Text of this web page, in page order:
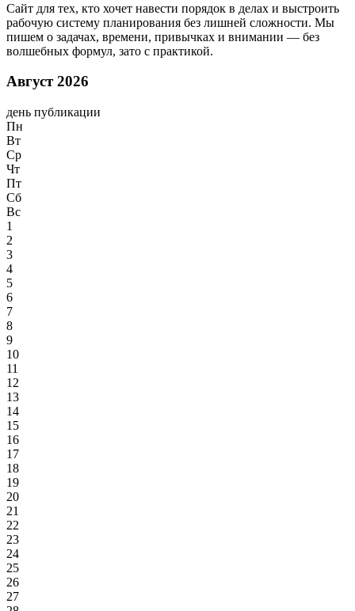
Сайт для тех, кто хочет навести порядок в делах и выстроить
рабочую систему планирования без лишней сложности. Мы
пишем о задачах, времени, привычках и внимании — без
волшебных формул, зато с практикой.
Август 2026
день публикации
Пн
Вт
Ср
Чт
Пт
Сб
Вс
1
2
3
4
5
6
7
8
9
10
11
12
13
14
15
16
17
18
19
20
21
22
23
24
25
26
27